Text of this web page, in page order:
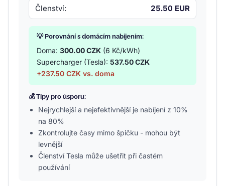
Členství: 25.50 EUR
💡 Porovnání s domácím nabíjením:
Doma: 300.00 CZK (6 Kč/kWh)
Supercharger (Tesla): 537.50 CZK
+237.50 CZK vs. doma
💰 Tipy pro úsporu:
Nejrychlejší a nejefektivnější je nabíjení z 10%
na 80%
Zkontrolujte časy mimo špičku - mohou být
levnější
Členství Tesla může ušetřit při častém
používání